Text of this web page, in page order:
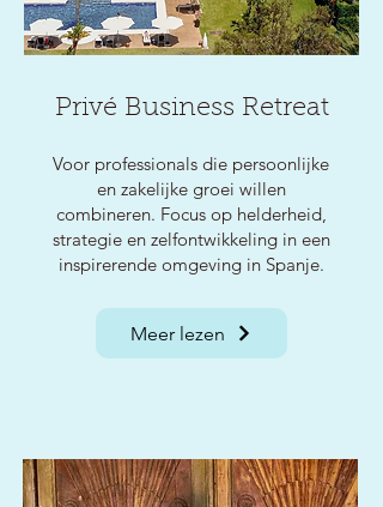
Privé Business Retreat
Voor professionals die persoonlijke
en zakelijke groei willen
combineren. Focus op helderheid,
strategie en zelfontwikkeling in een
inspirerende omgeving in Spanje.
Meer lezen